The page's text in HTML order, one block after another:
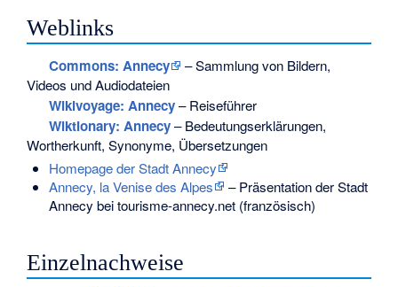
Weblinks
Commons: Annecy
– Sammlung von Bildern,
Videos und Audiodateien
Wikivoyage: Annecy– Reiseführer
Wiktionary: Annecy– Bedeutungserklärungen,
Wortherkunft, Synonyme, Übersetzungen
Homepage der Stadt Annecy
Annecy, la Venise des Alpes
– Präsentation der Stadt
Annecy bei tourisme-annecy.net (französisch)
Einzelnachweise